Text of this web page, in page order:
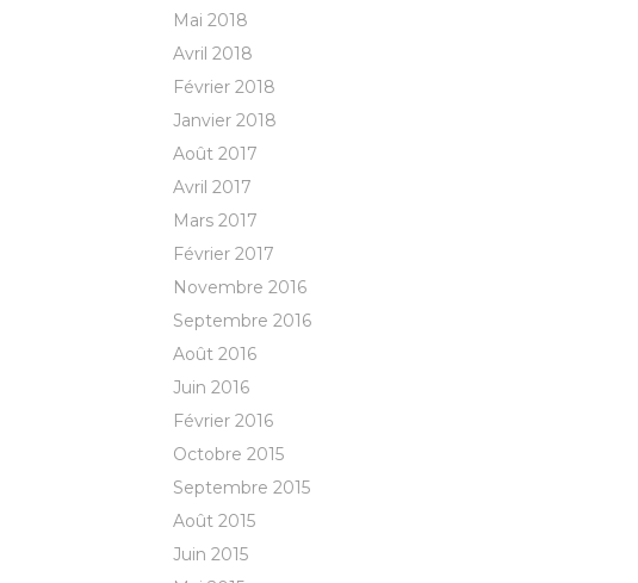
Mai 2018
Avril 2018
Février 2018
Janvier 2018
Août 2017
Avril 2017
Mars 2017
Février 2017
Novembre 2016
Septembre 2016
Août 2016
Juin 2016
Février 2016
Octobre 2015
Septembre 2015
Août 2015
Juin 2015